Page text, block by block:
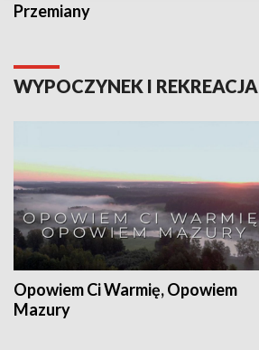
Przemiany
WYPOCZYNEK I REKREACJA
Opowiem Ci Warmię, Opowiem
Mazury